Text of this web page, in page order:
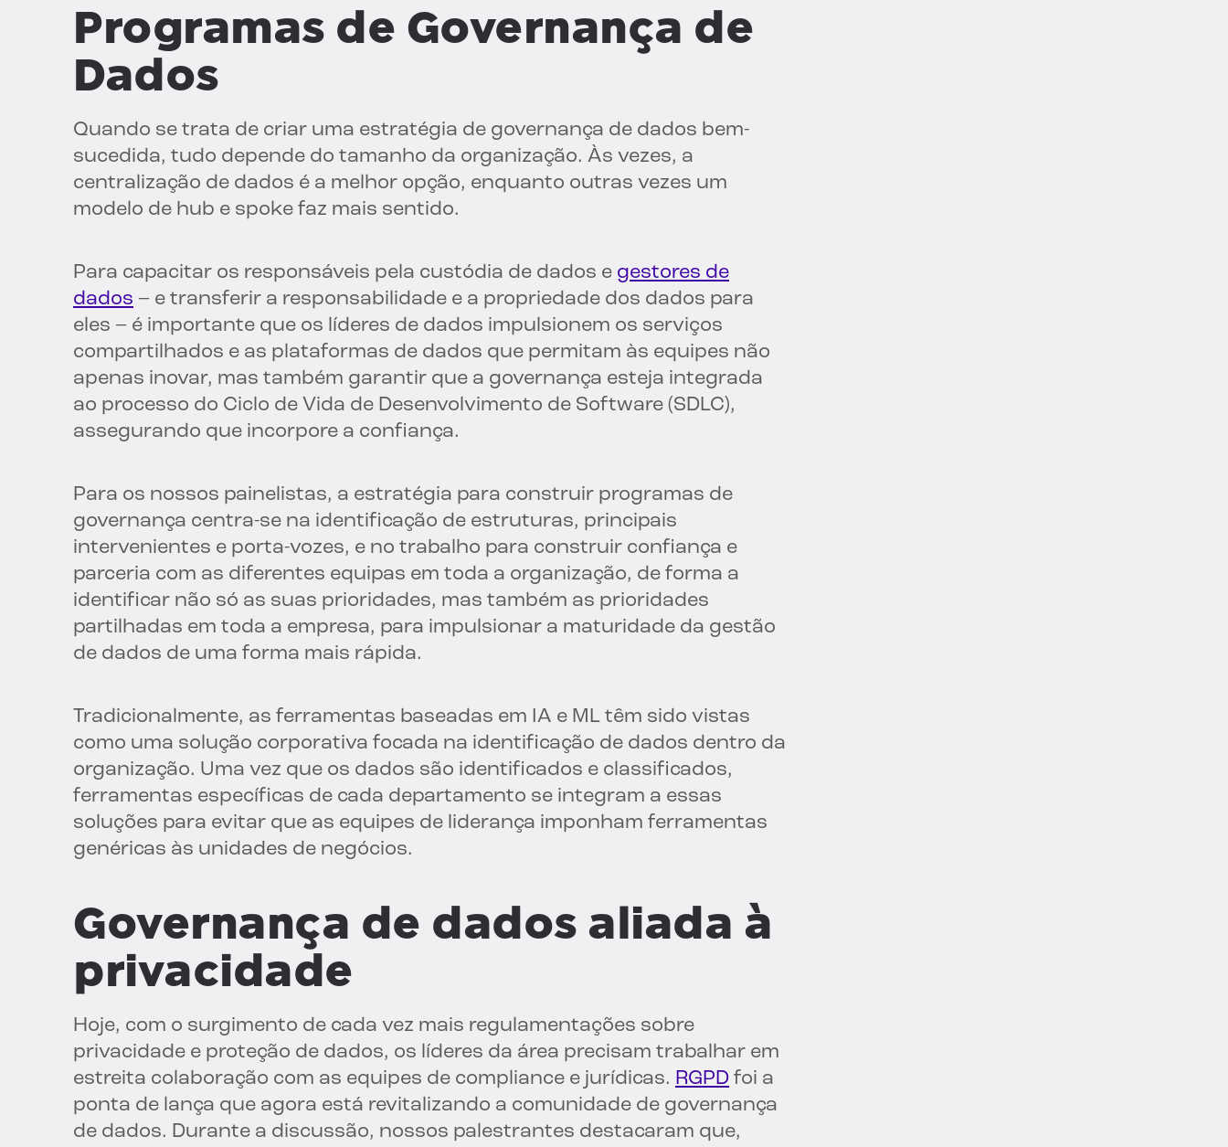
Programas de Governança de
Dados
Quando se trata de criar uma estratégia de governança de dados bem-
sucedida, tudo depende do tamanho da organização. Às vezes, a
centralização de dados é a melhor opção, enquanto outras vezes um
modelo de hub e spoke faz mais sentido.
Para capacitar os responsáveis pela custódia de dados e gestores de
dados – e transferir a responsabilidade e a propriedade dos dados para
eles – é importante que os líderes de dados impulsionem os serviços
compartilhados e as plataformas de dados que permitam às equipes não
apenas inovar, mas também garantir que a governança esteja integrada
ao processo do Ciclo de Vida de Desenvolvimento de Software (SDLC),
assegurando que incorpore a confiança.
Para os nossos painelistas, a estratégia para construir programas de
governança centra-se na identificação de estruturas, principais
intervenientes e porta-vozes, e no trabalho para construir confiança e
parceria com as diferentes equipas em toda a organização, de forma a
identificar não só as suas prioridades, mas também as prioridades
partilhadas em toda a empresa, para impulsionar a maturidade da gestão
de dados de uma forma mais rápida.
Tradicionalmente, as ferramentas baseadas em IA e ML têm sido vistas
como uma solução corporativa focada na identificação de dados dentro da
organização. Uma vez que os dados são identificados e classificados,
ferramentas específicas de cada departamento se integram a essas
soluções para evitar que as equipes de liderança imponham ferramentas
genéricas às unidades de negócios.
Governança de dados aliada à
privacidade
Hoje, com o surgimento de cada vez mais regulamentações sobre
privacidade e proteção de dados, os líderes da área precisam trabalhar em
estreita colaboração com as equipes de compliance e jurídicas. RGPD foi a
ponta de lança que agora está revitalizando a comunidade de governança
de dados. Durante a discussão, nossos palestrantes destacaram que,